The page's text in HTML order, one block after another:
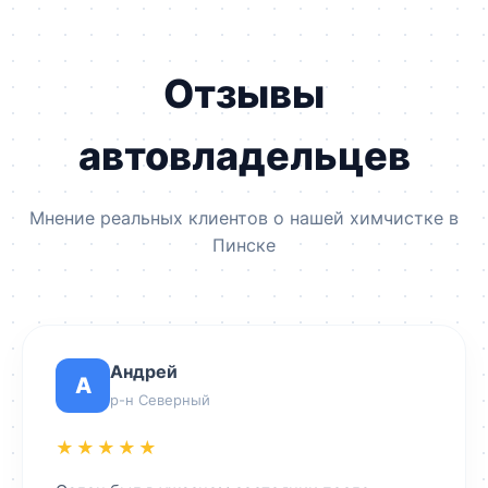
Отзывы
автовладельцев
Мнение реальных клиентов о нашей химчистке в
Пинске
А
Андрей
р-н Северный
★★★★★